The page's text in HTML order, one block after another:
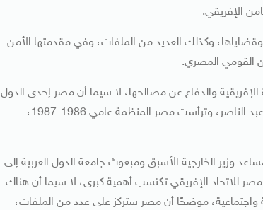
الإفريقي.
وكذلك العديد من الملفات، وفي مقدمتها الأمن
القومي المصري.
الإفريقية والدفاع عن مصالحها، لا سيما أن مصر إحدى الدول
المؤسسة لمنظمة الوحدة الإفريقية عام 1963 في عهد الزعيم الراحل جمال عبد الناصر، وترأست مصر المنظمة عامي 1986-1987،
وزير الخارجية الأسبق ومبعوث جامعة الدول العربية إلى
للاتحاد الإفريقي تكتسب أهمية كبرى، لا سيما أن هناك
واجتماعية، موضحًا أن مصر ستركز على عدد من الملفات،